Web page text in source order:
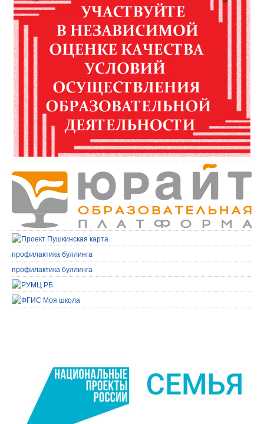
профилактика буллинга
профилактика буллинга